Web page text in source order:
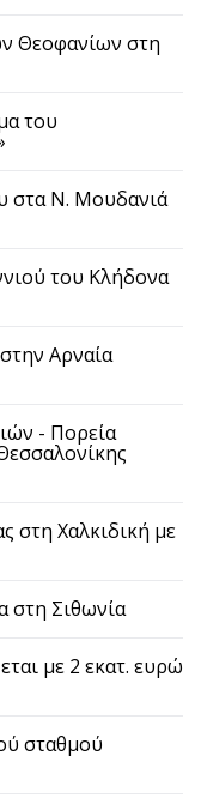
Θεοφανίων στη
του
στα Ν. Μουδανιά
του Κλήδονα
Αρναία
- Πορεία
στη Χαλκιδική με
στη Σιθωνία
με 2 εκατ. ευρώ
σταθμού